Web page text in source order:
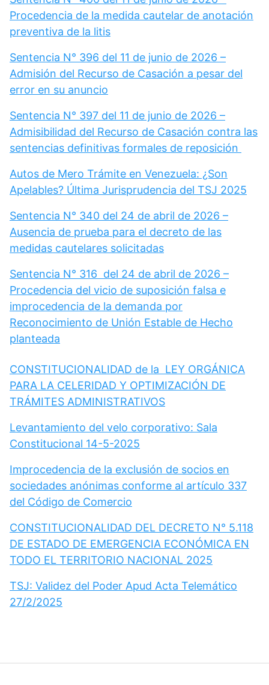
Procedencia de la medida cautelar de anotación
preventiva de la litis
Sentencia N° 396 del 11 de junio de 2026 –
Admisión del Recurso de Casación a pesar del
error en su anuncio
Sentencia N° 397 del 11 de junio de 2026 –
Admisibilidad del Recurso de Casación contra las
sentencias definitivas formales de reposición
Autos de Mero Trámite en Venezuela: ¿Son
Apelables? Última Jurisprudencia del TSJ 2025
Sentencia N° 340 del 24 de abril de 2026 –
Ausencia de prueba para el decreto de las
medidas cautelares solicitadas
Sentencia N° 316 del 24 de abril de 2026 –
Procedencia del vicio de suposición falsa e
improcedencia de la demanda por
Reconocimiento de Unión Estable de Hecho
planteada
CONSTITUCIONALIDAD de la LEY ORGÁNICA
PARA LA CELERIDAD Y OPTIMIZACIÓN DE
TRÁMITES ADMINISTRATIVOS
Levantamiento del velo corporativo: Sala
Constitucional 14-5-2025
Improcedencia de la exclusión de socios en
sociedades anónimas conforme al artículo 337
del Código de Comercio
CONSTITUCIONALIDAD DEL DECRETO N° 5.118
DE ESTADO DE EMERGENCIA ECONÓMICA EN
TODO EL TERRITORIO NACIONAL 2025
TSJ: Validez del Poder Apud Acta Telemático
27/2/2025